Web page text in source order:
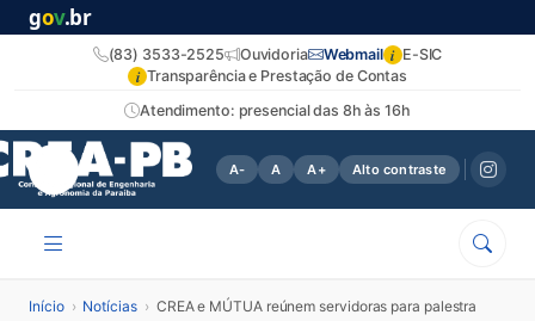
gov.br
Atendimento: presencial das 8h às 16h
(83) 3533-2525 Ouvidoria Webmail i E-SIC
i Transparência e Prestação de Contas
A- A A+ Alto contraste
Início › Notícias › CREA e MÚTUA reúnem servidoras para palestra